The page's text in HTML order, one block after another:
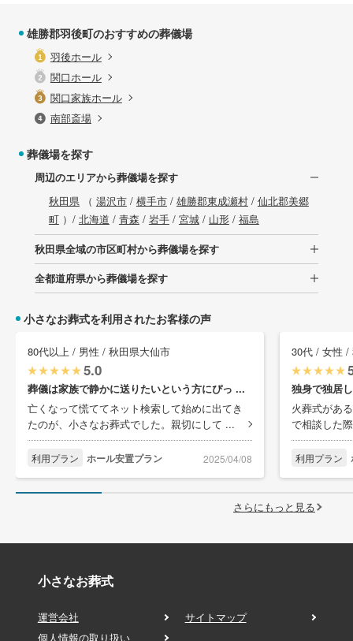
雄勝郡羽後町のおすすめの葬儀場
羽後ホール
関口ホール
関口家族ホール
南部斎場
葬儀場を探す
周辺のエリアから葬儀場を探す
秋田県（ 湯沢市/ 横手市/ 雄勝郡東成瀬村/ 仙北郡美郷
町）/ 北海道 / 青森 / 岩手/ 宮城/ 山形/ 福島
秋田県全域の市区町村から葬儀場を探す
全都道府県から葬儀場を探す
小さなお葬式を利用されたお客様の声
80代以上 / 男性 / 秋田県大仙市
5.0
葬儀は家族で静かに送りたいという方にぴっ ...
亡くなって慌ててネット検索して始めに出てき
たのが、小さなお葬式でした。親切にして ...
利用プラン ホール安置プラン 2025/04/08
30代 / 女性 /
独身で独居
火葬式があ
で相談した
利用プラン
さらにもっと見る
小さなお葬式
運営会社
サイトマップ
個人情報の取り扱い